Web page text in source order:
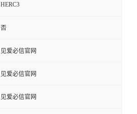
HERC3
否
见爱必信官网
见爱必信官网
见爱必信官网